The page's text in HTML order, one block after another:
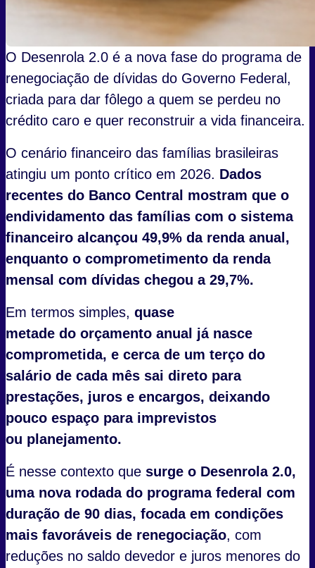
O Desenrola 2.0 é a nova fase do programa de
renegociação de dívidas do Governo Federal,
criada para dar fôlego a quem se perdeu no
crédito caro e quer reconstruir a vida financeira.
O cenário financeiro das famílias brasileiras
atingiu um ponto crítico em 2026. Dados
recentes do Banco Central mostram que o
endividamento das famílias com o sistema
financeiro alcançou 49,9% da renda anual,
enquanto o comprometimento da renda
mensal com dívidas chegou a 29,7%.
Em termos simples, quase
metade do orçamento anual já nasce
comprometida, e cerca de um terço do
salário de cada mês sai direto para
prestações, juros e encargos, deixando
pouco espaço para imprevistos
ou planejamento.
É nesse contexto que surge o Desenrola 2.0,
uma nova rodada do programa federal com
duração de 90 dias, focada em condições
mais favoráveis de renegociação, com
reduções no saldo devedor e juros menores do